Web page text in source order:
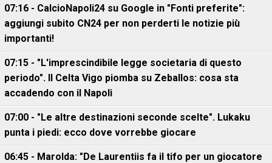
07:16 - CalcioNapoli24 su Google in "Fonti preferite":
aggiungi subito CN24 per non perderti le notizie più
importanti!
07:15 - "L'imprescindibile legge societaria di questo
periodo". Il Celta Vigo piomba su Zeballos: cosa sta
accadendo con il Napoli
07:00 - "Le altre destinazioni seconde scelte". Lukaku
punta i piedi: ecco dove vorrebbe giocare
06:45 - Marolda: "De Laurentiis fa il tifo per un giocatore